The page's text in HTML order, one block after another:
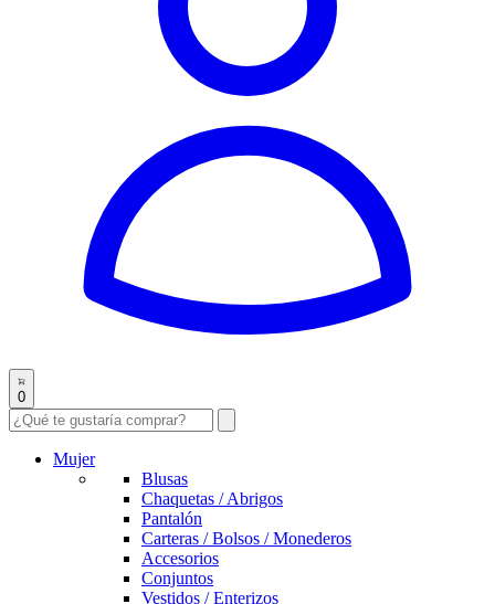
0
Mujer
Blusas
Chaquetas / Abrigos
Pantalón
Carteras / Bolsos / Monederos
Accesorios
Conjuntos
Vestidos / Enterizos